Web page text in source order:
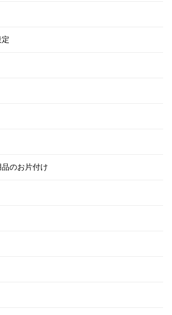
のお片付け